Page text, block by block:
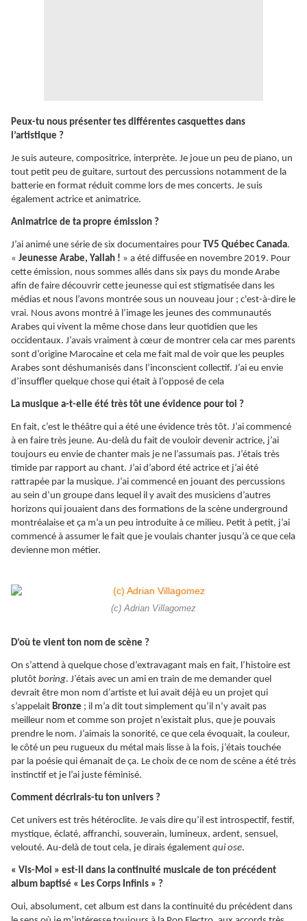
Peux-tu nous présenter tes différentes casquettes dans
l’artistique ?
Je suis auteure, compositrice, interprète. Je joue un peu de piano, un
tout petit peu de guitare, surtout des percussions notamment de la
batterie en format réduit comme lors de mes concerts. Je suis
également actrice et animatrice.
Animatrice de ta propre émission ?
J’ai animé une série de six documentaires pour TV5 Québec Canada.
« Jeunesse Arabe, Yallah ! » a été diffusée en novembre 2019. Pour
cette émission, nous sommes allés dans six pays du monde Arabe
afin de faire découvrir cette jeunesse qui est stigmatisée dans les
médias et nous l’avons montrée sous un nouveau jour ; c'est-à-dire le
vrai. Nous avons montré à l’image les jeunes des communautés
Arabes qui vivent la même chose dans leur quotidien que les
occidentaux. J’avais vraiment à cœur de montrer cela car mes parents
sont d’origine Marocaine et cela me fait mal de voir que les peuples
Arabes sont déshumanisés dans l’inconscient collectif. J’ai eu envie
d’insuffler quelque chose qui était à l’opposé de cela
La musique a-t-elle été très tôt une évidence pour toi ?
En fait, c’est le théâtre qui a été une évidence très tôt. J’ai commencé
à en faire très jeune. Au-delà du fait de vouloir devenir actrice, j’ai
toujours eu envie de chanter mais je ne l’assumais pas. J’étais très
timide par rapport au chant. J’ai d’abord été actrice et j’ai été
rattrapée par la musique. J’ai commencé en jouant des percussions
au sein d’un groupe dans lequel il y avait des musiciens d’autres
horizons qui jouaient dans des formations de la scène underground
montréalaise et ça m’a un peu introduite à ce milieu. Petit à petit, j’ai
commencé à assumer le fait que je voulais chanter jusqu’à ce que cela
devienne mon métier.
(c) Adrian Villagomez
D’où te vient ton nom de scène ?
On s’attend à quelque chose d’extravagant mais en fait, l’histoire est
plutôt boring. J’étais avec un ami en train de me demander quel
devrait être mon nom d’artiste et lui avait déjà eu un projet qui
s’appelait Bronze ; il m’a dit tout simplement qu’il n’y avait pas
meilleur nom et comme son projet n’existait plus, que je pouvais
prendre le nom. J’aimais la sonorité, ce que cela évoquait, la couleur,
le côté un peu rugueux du métal mais lisse à la fois, j’étais touchée
par la poésie qui émanait de ça. Le choix de ce nom de scène a été très
instinctif et je l’ai juste féminisé.
Comment décrirais-tu ton univers ?
Cet univers est très hétéroclite. Je vais dire qu’il est introspectif, festif,
mystique, éclaté, affranchi, souverain, lumineux, ardent, sensuel,
velouté. Au-delà de tout cela, je dirais également qui ose.
« Vis-Moi » est-il dans la continuité musicale de ton précédent
album baptisé « Les Corps Infinis » ?
Oui, absolument, cet album est dans la continuité du précédent dans